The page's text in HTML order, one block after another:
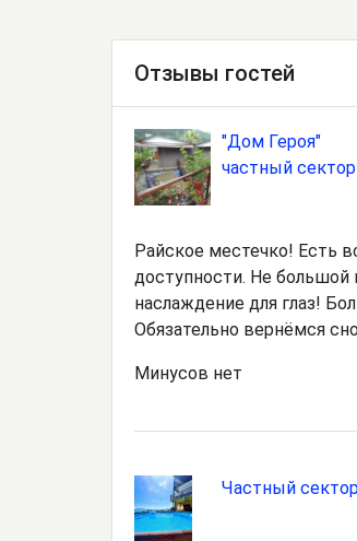
Отзывы гостей
"Дом Героя"
частный сектор
Райское местечко! Есть
доступности. Не
наслаждение для глаз!
Обязательно вернёмся
Минусов нет
Частный